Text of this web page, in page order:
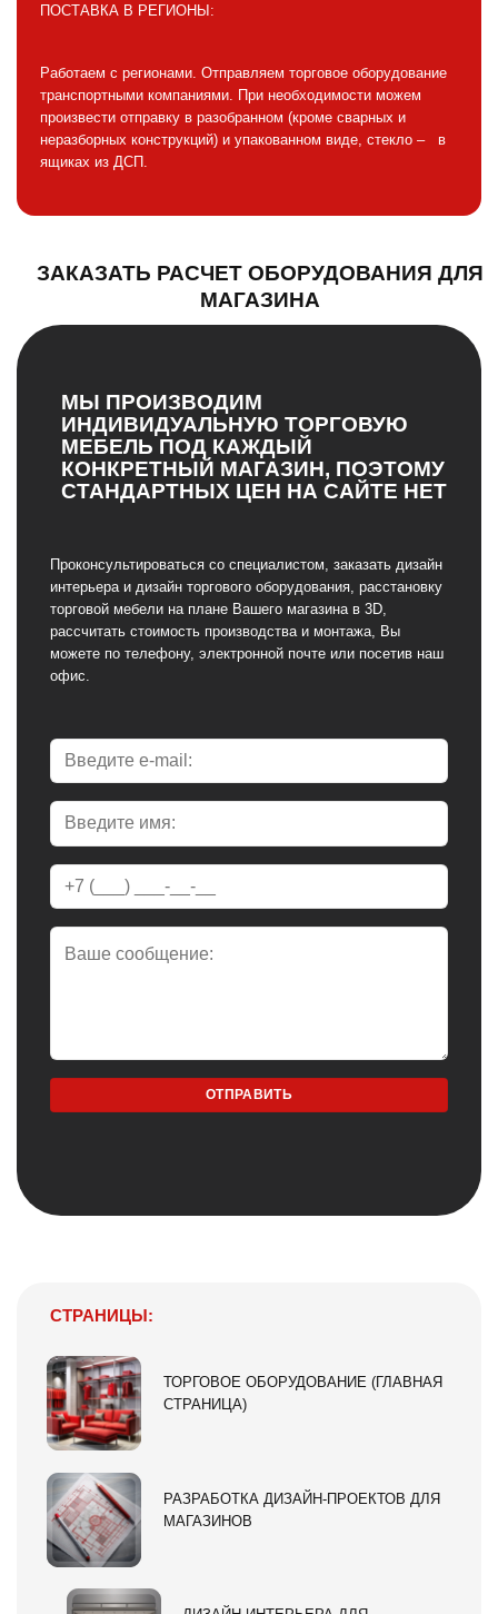
ПОСТАВКА В РЕГИОНЫ:
Работаем с регионами. Отправляем торговое оборудование
транспортными компаниями. При необходимости можем
произвести отправку в разобранном (кроме сварных и
неразборных конструкций) и упакованном виде, стекло – в
ящиках из ДСП.
ЗАКАЗАТЬ РАСЧЕТ ОБОРУДОВАНИЯ ДЛЯ
МАГАЗИНА
МЫ ПРОИЗВОДИМ
ИНДИВИДУАЛЬНУЮ ТОРГОВУЮ
МЕБЕЛЬ ПОД КАЖДЫЙ
КОНКРЕТНЫЙ МАГАЗИН, ПОЭТОМУ
СТАНДАРТНЫХ ЦЕН НА САЙТЕ НЕТ
Проконсультироваться со специалистом, заказать дизайн
интерьера и дизайн торгового оборудования, расстановку
торговой мебели на плане Вашего магазина в 3D,
рассчитать стоимость производства и монтажа, Вы
можете по телефону, электронной почте или посетив наш
офис.
СТРАНИЦЫ:
ТОРГОВОЕ ОБОРУДОВАНИЕ (ГЛАВНАЯ
СТРАНИЦА)
РАЗРАБОТКА ДИЗАЙН-ПРОЕКТОВ ДЛЯ
МАГАЗИНОВ